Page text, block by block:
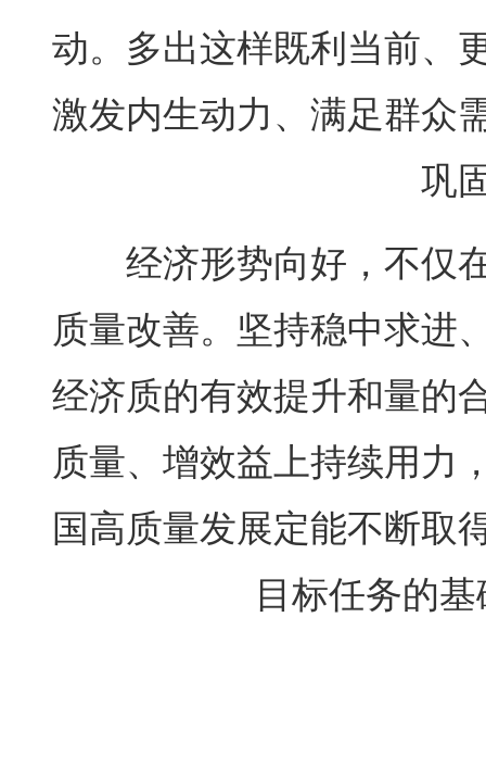
动。多出这样既利当前、
激发内生动力、满足群众
巩
经济形势向好，不仅在
质量改善。坚持稳中求进
经济质的有效提升和量的
质量、增效益上持续用力
国高质量发展定能不断取
目标任务的